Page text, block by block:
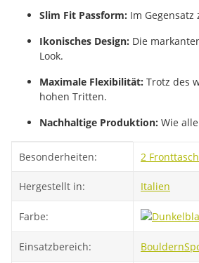
Slim Fit Passform: Im
Ikonisches Design: Die
Look.
Maximale Flexibilität: Trotz des
hohen Tritten.
Nachhaltige Produktion: Wie
Besonderheiten: 2
Hergestellt in: Italien
Farbe:
Einsatzbereich: Bouldern